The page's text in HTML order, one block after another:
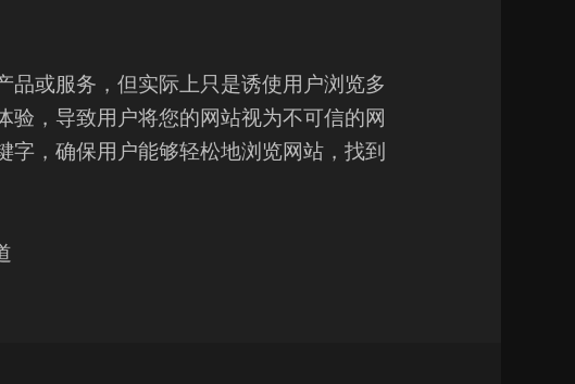
或服务，但实际上只是诱使用户浏览多
，导致用户将您的网站视为不可信的网
，确保用户能够轻松地浏览网站，找到